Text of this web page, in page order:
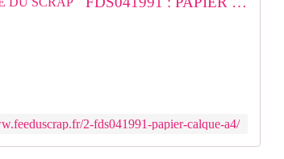
2-fds041991-papier-calque-a4/